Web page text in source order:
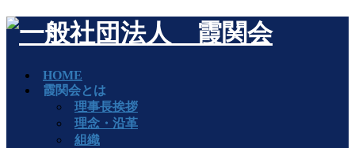
HOME
霞関会とは
理事長挨拶
理念・沿革
組織